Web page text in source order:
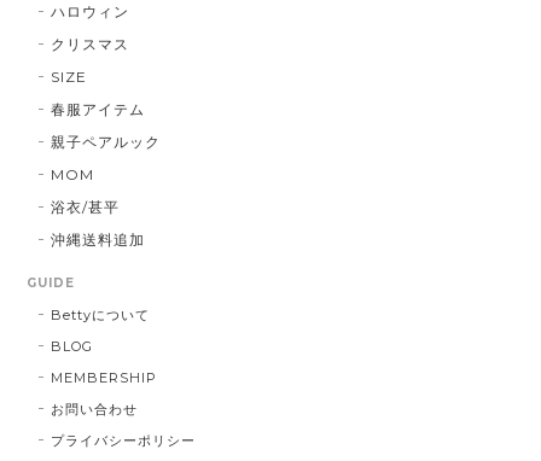
ハロウィン
クリスマス
SIZE
春服アイテム
親子ペアルック
MOM
浴衣/甚平
沖縄送料追加
GUIDE
Bettyについて
BLOG
MEMBERSHIP
お問い合わせ
プライバシーポリシー